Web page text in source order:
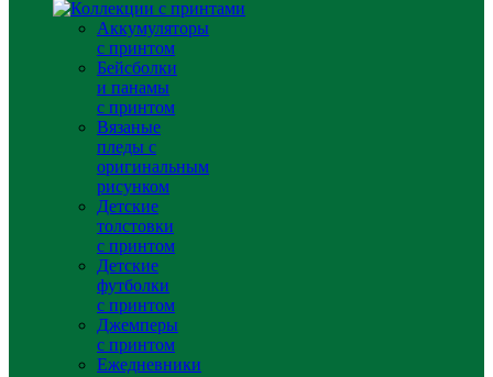
Аккумуляторы
с принтом
Бейсболки
и панамы
с принтом
Вязаные
пледы с
оригинальным
рисунком
Детские
толстовки
с принтом
Детские
футболки
с принтом
Джемперы
с принтом
Ежедневники